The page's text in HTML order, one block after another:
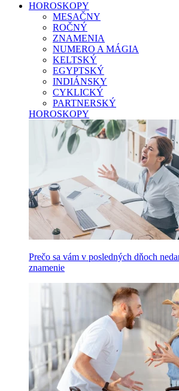
HOROSKOPY
MESAČNY
ROČNÝ
ZNAMENIA
NUMERO A MÁGIA
KELTSKÝ
EGYPTSKÝ
INDIÁNSKY
CYKLICKÝ
PARTNERSKÝ
HOROSKOPY
Prečo sa vám v posledných dňoch
znamenie